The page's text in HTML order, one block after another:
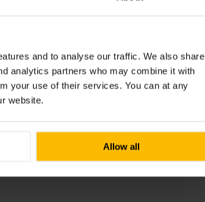
and to analyse our traffic. We also share
analytics partners who may combine it with
your use of their services. You can at any
website.
Allow all